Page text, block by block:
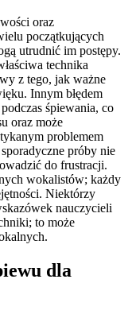
oraz
początkujących
utrudnić im postępy.
technika
z tego, jak ważne
Innym błędem
śpiewania, co
oraz może
problemem
próby nie
do frustracji.
wokalistów; każdy
Niektórzy
nauczycieli
to może
dla